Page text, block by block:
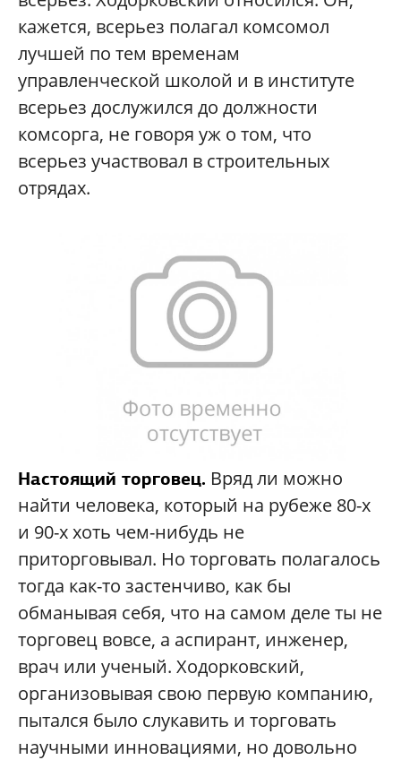
кажется, всерьез полагал комсомол
лучшей по тем временам
управленческой школой и в институте
всерьез дослужился до должности
комсорга, не говоря уж о том, что
всерьез участвовал в строительных
отрядах.
Настоящий торговец. Вряд ли можно
найти человека, который на рубеже 80-х
и 90-х хоть чем-нибудь не
приторговывал. Но торговать полагалось
тогда как-то застенчиво, как бы
обманывая себя, что на самом деле ты не
торговец вовсе, а аспирант, инженер,
врач или ученый. Ходорковский,
организовывая свою первую компанию,
пытался было слукавить и торговать
научными инновациями, но довольно